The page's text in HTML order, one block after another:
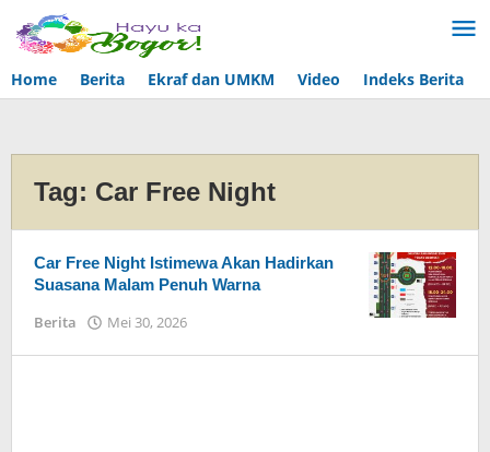
Lewati
ke
konten
Home
Berita Ekraf dan UMKM Video Indeks Berita
Tag: Car Free Night
Car Free Night Istimewa Akan Hadirkan
Suasana Malam Penuh Warna
Berita Mei 30, 2026